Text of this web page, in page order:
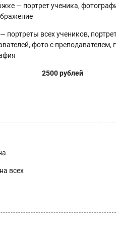
— портрет ученика,
портреты всех учеников,
фото с преподавателем,
2500 рублей
всех